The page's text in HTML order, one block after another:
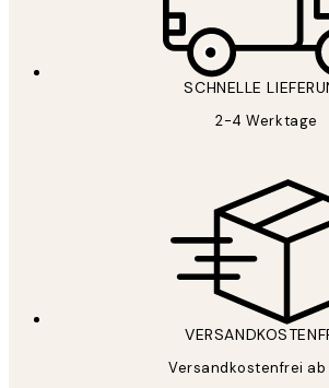
SCHNELLE
2-4 Werktage
Versandkostenfrei